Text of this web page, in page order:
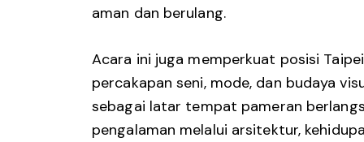
aman dan berulang.
Acara ini juga memperkuat posisi
percakapan seni, mode, dan budaya
sebagai latar tempat pameran
pengalaman melalui arsitektur,